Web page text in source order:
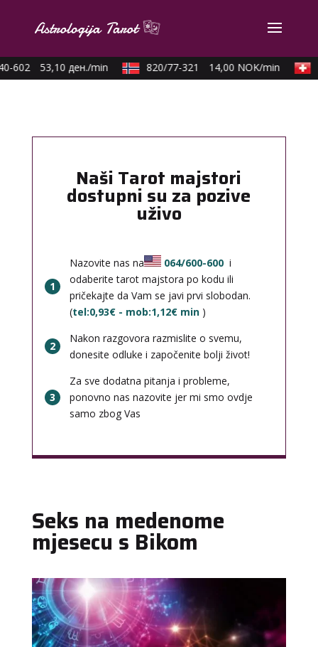
602 53,10 ден./min 820/77-321 14,00 NOK/min
Naši Tarot majstori
dostupni su za pozive
uživo
1
Nazovite nas na 064/600-600 i
odaberite tarot majstora po kodu ili
pričekajte da Vam se javi prvi slobodan.
(tel:0,93€ - mob:1,12€ min )
2
Nakon razgovora razmislite o svemu,
donesite odluke i započenite bolji život!
3
Za sve dodatna pitanja i probleme,
ponovno nas nazovite jer mi smo ovdje
samo zbog Vas
Seks na medenome
mjesecu s Bikom
DENI
/ Kod 15
TEHNIKE:tarot, tarot marseille, ljubavni tarot, visak
Broj tel: 064/600-600
tel:0,93€ - mob:1,12€ min